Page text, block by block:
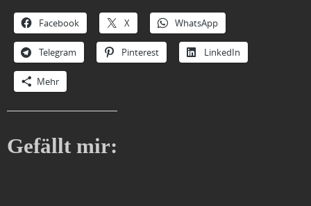
Facebook X WhatsApp
Telegram Pinterest LinkedIn
Mehr
Gefällt mir: